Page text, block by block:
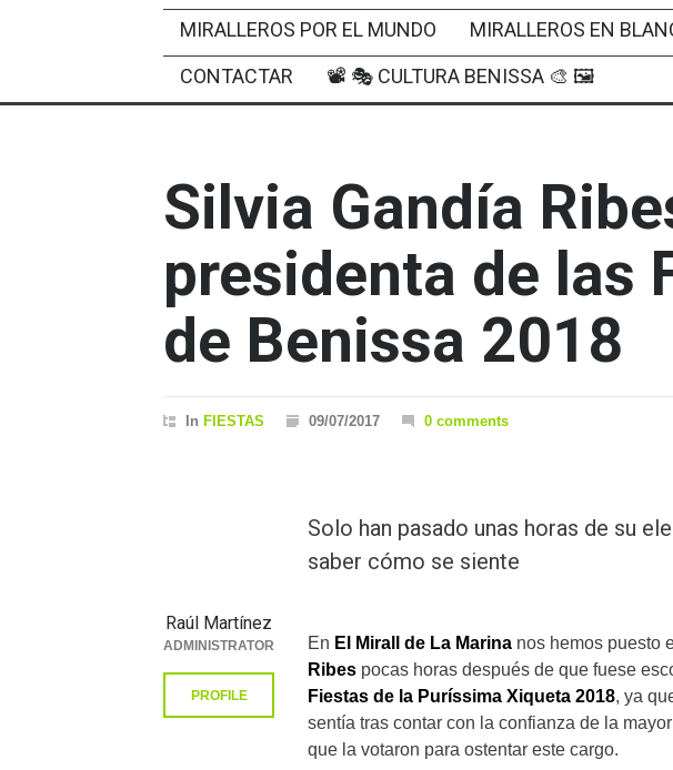
MIRALLEROS POR EL MUNDO
MIRALLEROS EN
CONTACTAR
📽 🎭 CULTURA BENISSA 🎨 🖼
Silvia Gandía
presidenta de las
de Benissa 2018
In FIESTAS 09/07/2017 0 comments
Solo han pasado unas horas de su
saber cómo se siente
En El Mirall de La Marina nos hemos puesto
Ribes pocas horas después de que fuese
Fiestas de la Puríssima Xiqueta 2018, ya
sentía tras contar con la confianza de la
que la votaron para ostentar este cargo.
Raúl Martínez
ADMINISTRATOR
PROFILE